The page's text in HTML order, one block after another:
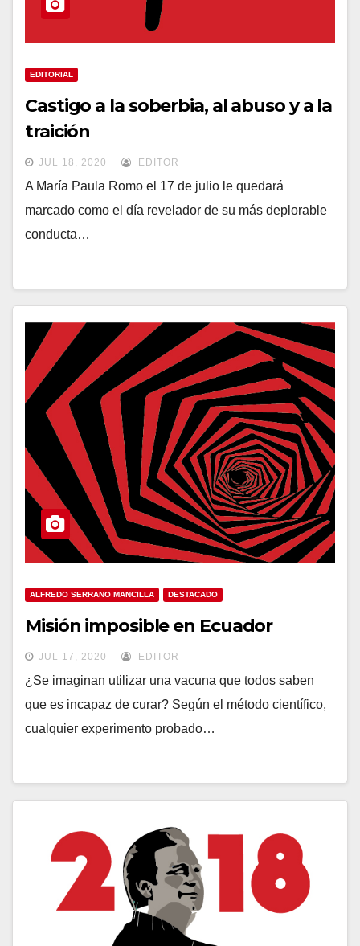
EDITORIAL
Castigo a la soberbia, al abuso y a la
traición
JUL 18, 2020 EDITOR
A María Paula Romo el 17 de julio le quedará
marcado como el día revelador de su más deplorable
conducta…
ALFREDO SERRANO MANCILLA DESTACADO
Misión imposible en Ecuador
JUL 17, 2020 EDITOR
¿Se imaginan utilizar una vacuna que todos saben
que es incapaz de curar? Según el método científico,
cualquier experimento probado…